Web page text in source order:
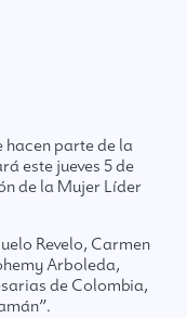
parte de la
este jueves 5 de
de la Mujer Líder
Revelo, Carmen
Arboleda,
de Colombia,